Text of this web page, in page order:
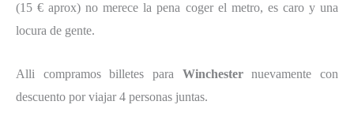
(15 € aprox) no merece la pena coger el metro, es caro y una
locura de gente.
Alli compramos billetes para Winchesternuevamente con
descuento por viajar 4 personas juntas.